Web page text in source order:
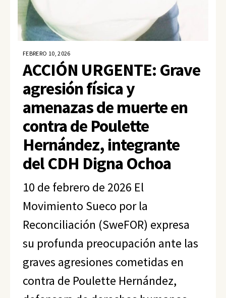
FEBRERO 10, 2026
ACCIÓN URGENTE: Grave
agresión física y
amenazas de muerte en
contra de Poulette
Hernández, integrante
del CDH Digna Ochoa
10 de febrero de 2026 El
Movimiento Sueco por la
Reconciliación (SweFOR) expresa
su profunda preocupación ante las
graves agresiones cometidas en
contra de Poulette Hernández,